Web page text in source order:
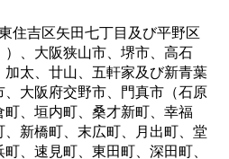
住吉区矢田七丁目及び平野区
、大阪狭山市、堺市、高石
太、廿山、五軒家及び新青葉
、大阪府交野市、門真市（石原
、垣内町、桑才新町、幸福
新橋町、末広町、月出町、堂
、速見町、東田町、深田町、